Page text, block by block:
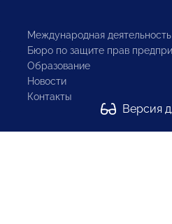
Международная деятельность
Бюро по защите прав
Образование
Новости
Контакты
Версия